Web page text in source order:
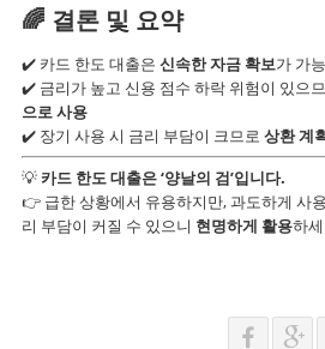
🌈 결론 및 요약
✔️ 카드 한도 대출은 신속한 자금 확보가 가
✔️ 금리가 높고 신용 점수 하락 위험이 있으
으로 사용
✔️ 장기 사용 시 금리 부담이 크므로 상환 계
💡카드 한도 대출은 ‘양날의 검’입니다.
👉 급한 상황에서 유용하지만, 과도하게 사
리 부담이 커질 수 있으니 현명하게 활용하